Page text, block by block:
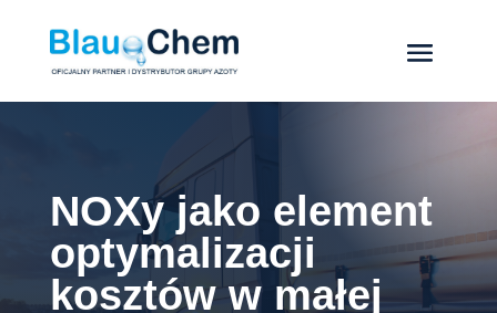
NOXy jako element
optymalizacji
kosztów w małej